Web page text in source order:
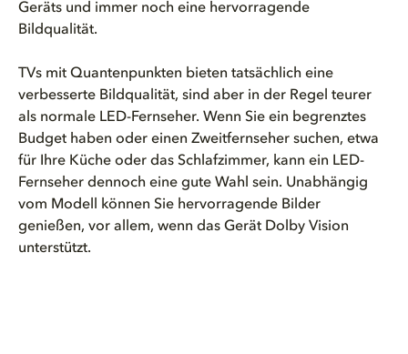
Geräts und immer noch eine hervorragende
Bildqualität.
TVs mit Quantenpunkten bieten tatsächlich eine
verbesserte Bildqualität, sind aber in der Regel teurer
als normale LED-Fernseher. Wenn Sie ein begrenztes
Budget haben oder einen Zweitfernseher suchen, etwa
für Ihre Küche oder das Schlafzimmer, kann ein LED-
Fernseher dennoch eine gute Wahl sein. Unabhängig
vom Modell können Sie hervorragende Bilder
genießen, vor allem, wenn das Gerät Dolby Vision
unterstützt.